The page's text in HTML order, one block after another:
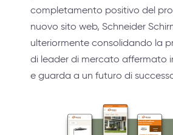
completamento positivo del
nuovo sito web, Schneider
ulteriormente consolidando la
di leader di mercato affermato
e guarda a un futuro di